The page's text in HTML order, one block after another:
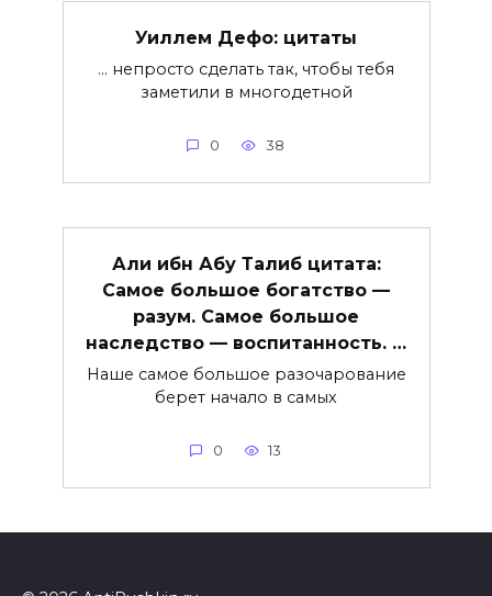
Уиллем Дефо: цитаты
… непросто сделать так, чтобы тебя
заметили в многодетной
0 38
Али ибн Абу Талиб цитата:
Самое большое богатство —
разум. Самое большое
наследство — воспитанность. …
Наше самое большое разочарование
берет начало в самых
0 13